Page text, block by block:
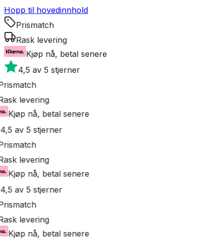
Hopp til hovedinnhold
Prismatch
Rask levering
Kjøp nå, betal senere
4,5 av 5 stjerner
levering
Kjøp nå, betal senere
av 5 stjerner
levering
Kjøp nå, betal senere
av 5 stjerner
levering
Kjøp nå, betal senere